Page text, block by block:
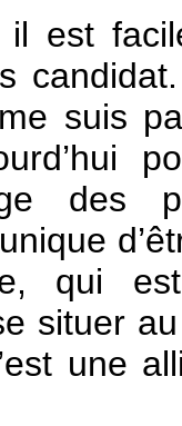
il est
suis
des
qui
situer
une